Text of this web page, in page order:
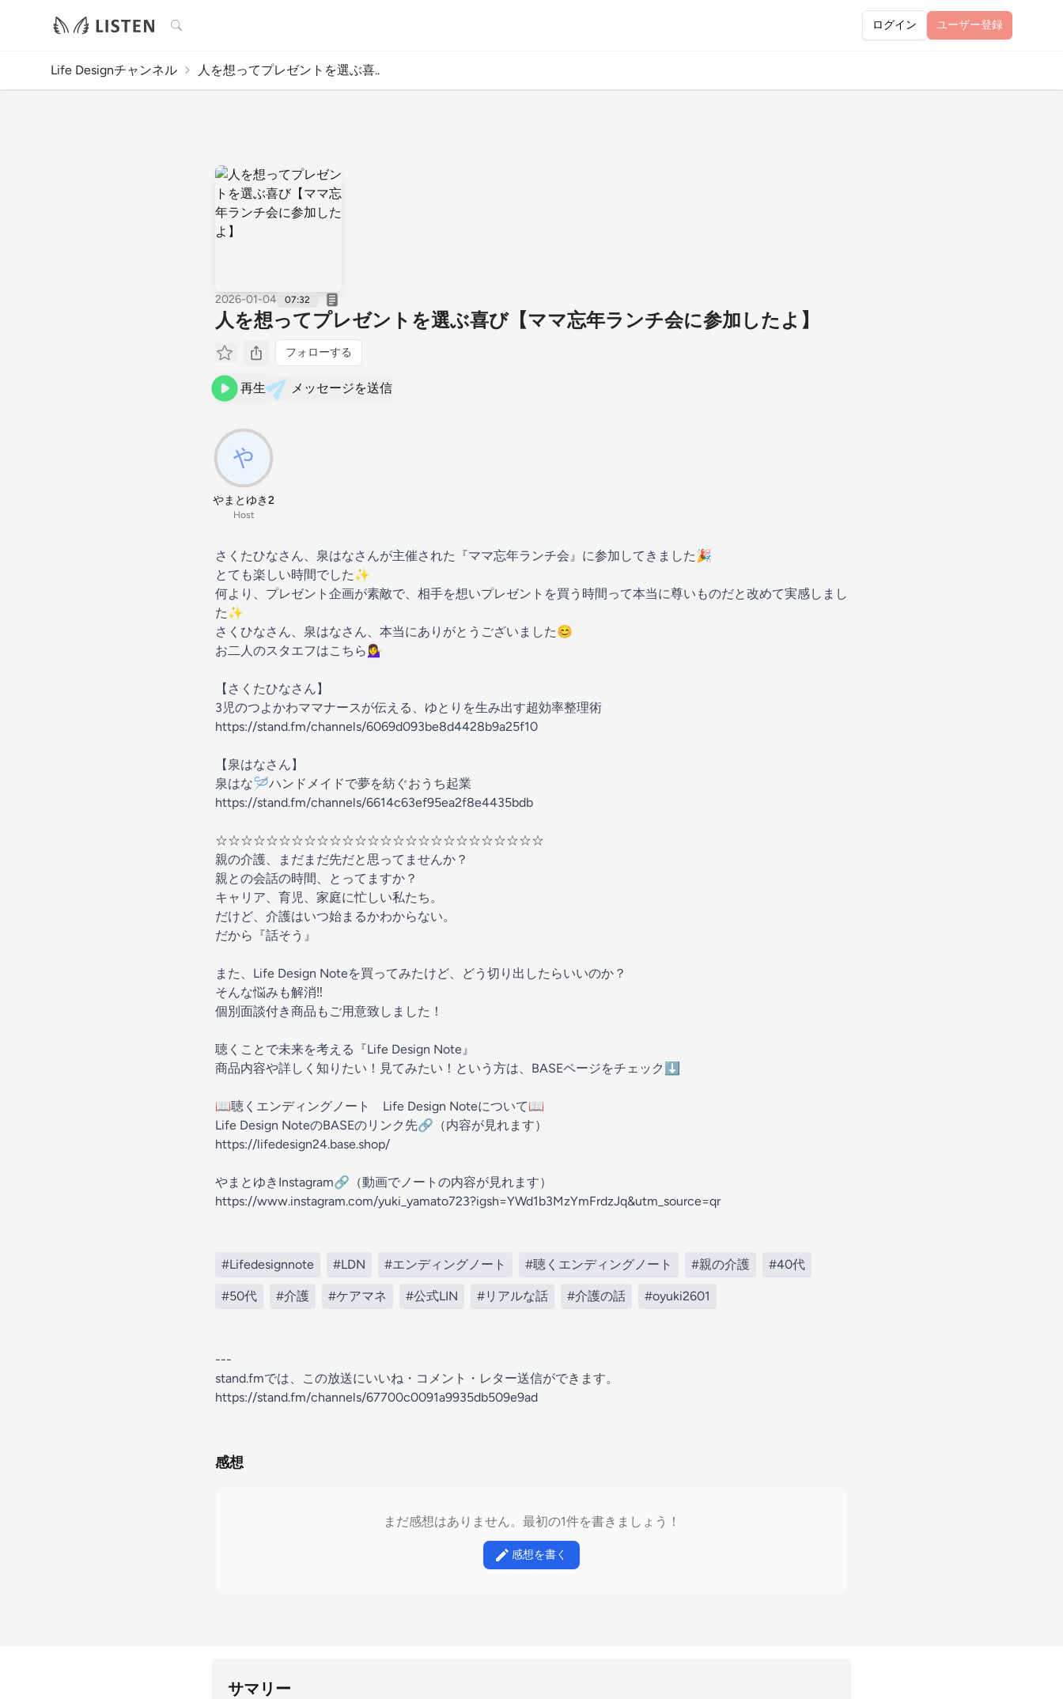
検索 ログイン ユーザー登録
Life Designチャンネル 人を想ってプレゼントを選ぶ喜..
2026-01-04 07:32
人を想ってプレゼントを選ぶ喜び【ママ忘年ランチ会に参加したよ】
フォローする
再生 メッセージを送信
やまとゆき2
Host
さくたひなさん、泉はなさんが主催された『ママ忘年ランチ会』に参加してきました🎉
とても楽しい時間でした✨
何より、プレゼント企画が素敵で、相手を想いプレゼントを買う時間って本当に尊いものだと改めて実感しまし
た✨
さくひなさん、泉はなさん、本当にありがとうございました😊
お二人のスタエフはこちら💁‍♀️
【さくたひなさん】
3児のつよかわママナースが伝える、ゆとりを生み出す超効率整理術
https://stand.fm/channels/6069d093be8d4428b9a25f10
【泉はなさん】
泉はな🪡ハンドメイドで夢を紡ぐおうち起業
https://stand.fm/channels/6614c63ef95ea2f8e4435bdb
☆☆☆☆☆☆☆☆☆☆☆☆☆☆☆☆☆☆☆☆☆☆☆☆☆☆
親の介護、まだまだ先だと思ってませんか？
親との会話の時間、とってますか？
キャリア、育児、家庭に忙しい私たち。
だけど、介護はいつ始まるかわからない。
だから『話そう』
また、Life Design Noteを買ってみたけど、どう切り出したらいいのか？
そんな悩みも解消‼️
個別面談付き商品もご用意致しました！
聴くことで未来を考える『Life Design Note』
商品内容や詳しく知りたい！見てみたい！という方は、BASEページをチェック⬇️
📖聴くエンディングノート Life Design Noteについて📖
Life Design NoteのBASEのリンク先🔗（内容が見れます）
https://lifedesign24.base.shop/
やまとゆきInstagram🔗（動画でノートの内容が見れます）
https://www.instagram.com/yuki_yamato723?igsh=YWd1b3MzYmFrdzJq&utm_source=qr
#Lifedesignnote #LDN #エンディングノート #聴くエンディングノート #親の介護 #40代
#50代 #介護 #ケアマネ #公式LIN #リアルな話 #介護の話 #oyuki2601
---
stand.fmでは、この放送にいいね・コメント・レター送信ができます。
https://stand.fm/channels/67700c0091a9935db509e9ad
感想
まだ感想はありません。最初の1件を書きましょう！
感想を書く
サマリー